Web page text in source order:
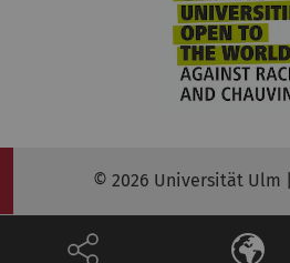
© 2026 Universität Ulm